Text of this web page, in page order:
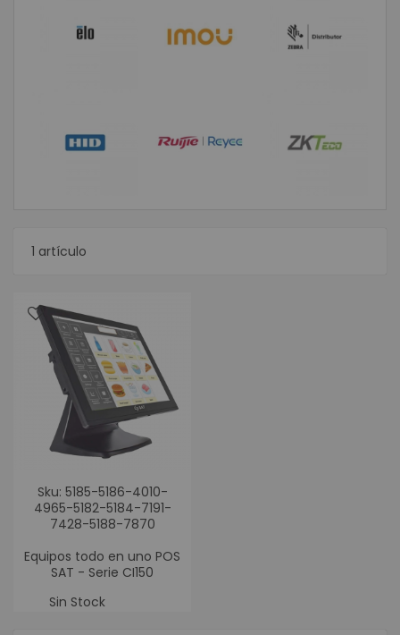
1 artículo
Sku: 5185-5186-4010-
4965-5182-5184-7191-
7428-5188-7870
Equipos todo en uno POS
SAT - Serie CI150
Sin Stock